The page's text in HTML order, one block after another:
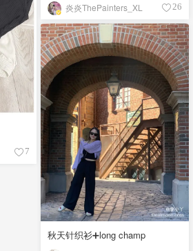
炎炎ThePainters_XL 26
7
秋天针织衫➕long champ